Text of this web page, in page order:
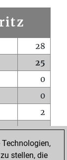
28
25
0
0
2
0
0
stellen, die